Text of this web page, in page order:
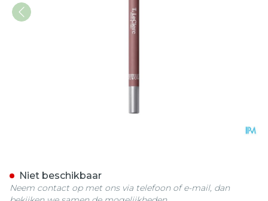
Niet beschikbaar
Neem contact op met ons via telefoon of e-mail, dan